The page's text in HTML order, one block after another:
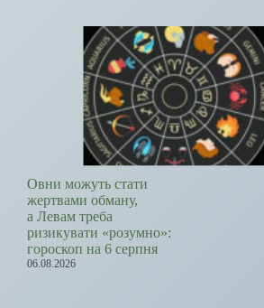
Овни можуть стати
жертвами обману,
а Левам треба
ризикувати «розумно»:
гороскоп на 6 серпня
06.08.2026